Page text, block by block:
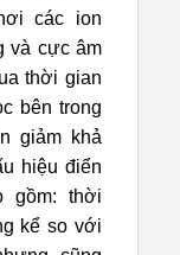
các ion
và cực âm
thời gian
bên trong
giảm khả
hiệu điển
gồm: thời
kể so với